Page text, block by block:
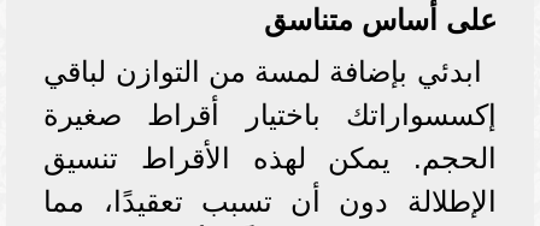
على أساس متناسق
ابدئي بإضافة لمسة من التوازن لباقي
إكسسواراتك باختيار أقراط صغيرة
الحجم. يمكن لهذه الأقراط تنسيق
الإطلالة دون أن تسبب تعقيدًا، مما